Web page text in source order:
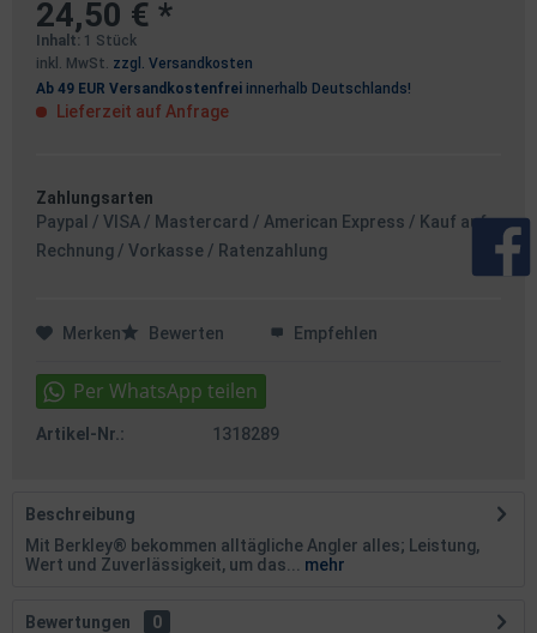
24,50 € *
Inhalt: 1 Stück
inkl. MwSt. zzgl. Versandkosten
Ab 49 EUR Versandkostenfrei innerhalb Deutschlands!
Lieferzeit auf Anfrage
Zahlungsarten
Paypal / VISA / Mastercard / American Express / Kauf auf
Rechnung / Vorkasse / Ratenzahlung
Merken Bewerten Empfehlen
Artikel-Nr.: 1318289
Beschreibung
Mit Berkley® bekommen alltägliche Angler alles; Leistung,
Wert und Zuverlässigkeit, um das...
mehr
Bewertungen
0